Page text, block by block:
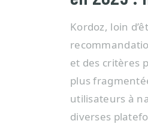
Kordoz, loin
et des critères
plus
utilisateurs à
diverses